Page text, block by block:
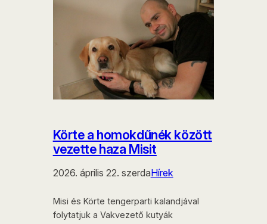
Körte a homokdűnék között
vezette haza Misit
2026. április 22. szerdaHírek
Misi és Körte tengerparti kalandjával
folytatjuk a Vakvezető kutyák